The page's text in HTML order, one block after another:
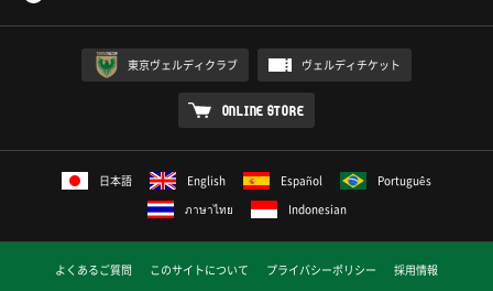
東京ヴェルディクラブ ヴェルディチケット
ONLINE STORE
日本語 English Español
Português
ภาษาไทย
Indonesian
よくあるご質問 このサイトについて プライバシーポリシー 採用情報